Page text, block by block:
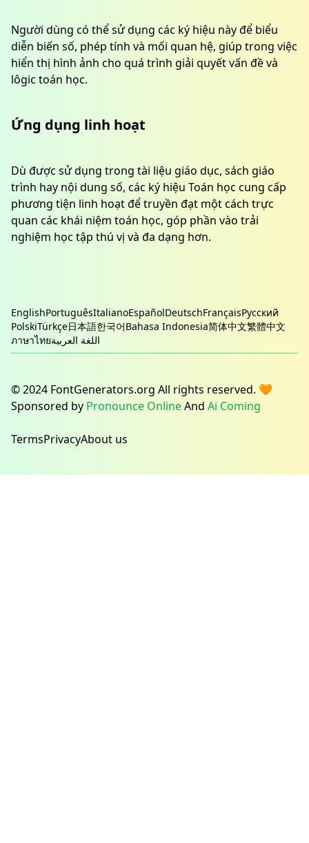
Người dùng có thể sử dụng các ký hiệu này để biểu
diễn biến số, phép tính và mối quan hệ, giúp trong việc
hiển thị hình ảnh cho quá trình giải quyết vấn đề và
lôgic toán học.
Ứng dụng linh hoạt
Dù được sử dụng trong tài liệu giáo dục, sách giáo
trình hay nội dung số, các ký hiệu Toán học cung cấp
phương tiện linh hoạt để truyền đạt một cách trực
quan các khái niệm toán học, góp phần vào trải
nghiệm học tập thú vị và đa dạng hơn.
EnglishPortuguêsItalianoEspañolDeutschFrançaisРусский
PolskiTürkçe日本語한국어Bahasa Indonesia简体中文繁體中文
ภาษาไทยاللغة العربية
© 2024 FontGenerators.org All rights reserved. 🧡
Sponsored by Pronounce OnlineAnd Ai Coming
TermsPrivacyAbout us